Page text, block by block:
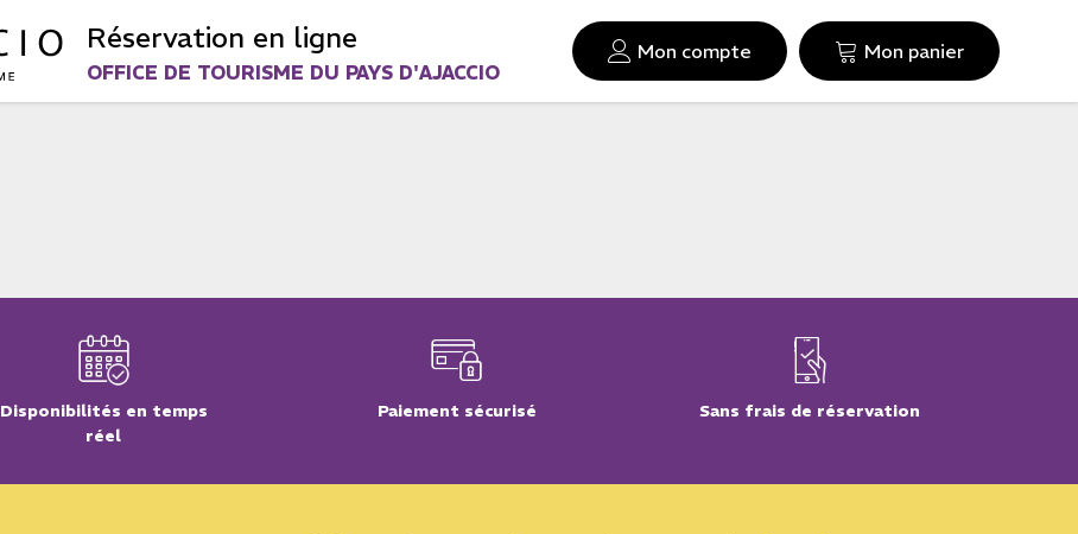
Réservation en ligne
OFFICE DE TOURISME DU PAYS D'AJACCIO
Mon compte Mon panier
Disponibilités en temps
réel
Paiement sécurisé Sans frais de réservation